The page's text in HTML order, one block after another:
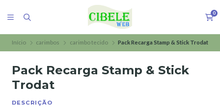
0
Início carimbos carimbo tecido Pack Recarga Stamp & Stick Trodat
Pack Recarga Stamp & Stick
Trodat
DESCRIÇÃO